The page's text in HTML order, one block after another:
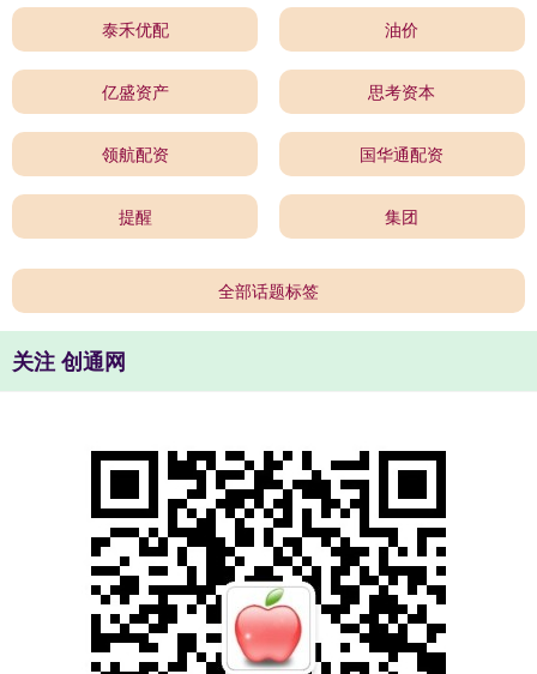
泰禾优配 油价
亿盛资产 思考资本
领航配资 国华通配资
提醒 集团
全部话题标签
关注 创通网